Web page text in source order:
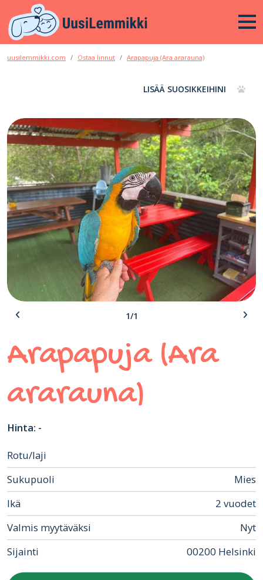
uusilemmikki.com Ostaa linnut Arapapuja (Ara ararauna)
LISÄÄ SUOSIKKEIHINI
1/1
Arapapuja (Ara
ararauna)
Hinta: -
Rotu/laji
Sukupuoli
Mies
Ikä
2 vuodet
Valmis myytäväksi
Nyt
Sijainti
00200 Helsinki